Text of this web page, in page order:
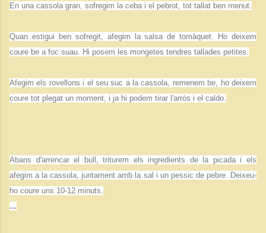
En una cassola gran, sofregim la ceba i el pebrot, tot tallat ben menut.
Quan estigui ben sofregit, afegim la salsa de tomàquet. Ho deixem
coure be a foc suau. Hi posem les mongetes tendres tallades petites.
Afegim els rovellons i el seu suc a la cassola, remenem be, ho deixem
coure tot plegat un moment, i ja hi podem tirar l'arròs i el caldo.
Abans d'arrencar el bull, triturem els ingredients de la picada i els
afegim a la cassola, juntament amb la sal i un pessic de pebre. Deixeu-
ho coure uns 10-12 minuts
...